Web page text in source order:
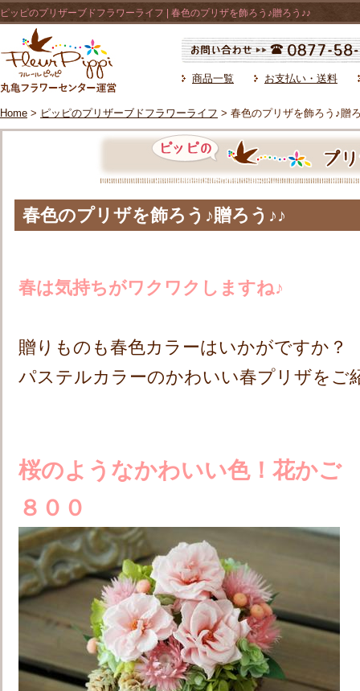
ピッピのプリザーブドフラワーライフ | 春色のプリザを飾ろう♪贈ろう♪♪
商品一覧 お支払い・送料
Home > ピッピのプリザーブドフラワーライフ > 春色のプリザを飾ろう♪贈
春色のプリザを飾ろう♪贈ろう♪♪
春は気持ちがワクワクしますね♪
贈りものも春色カラーはいかがですか？
パステルカラーのかわいい春プリザをご
桜のようなかわいい色！ 花かご
８００